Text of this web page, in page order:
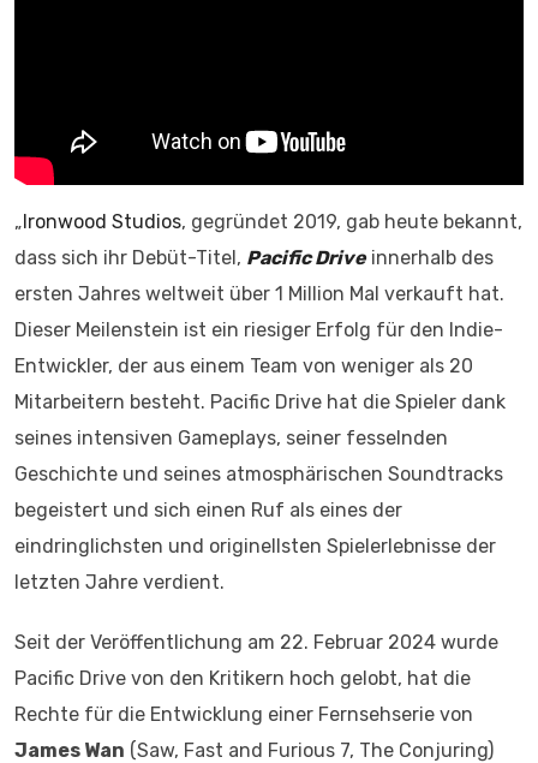
„Ironwood Studios, gegründet 2019, gab heute bekannt,
dass sich ihr Debüt-Titel, Pacific Driveinnerhalb des
ersten Jahres weltweit über 1 Million Mal verkauft hat.
Dieser Meilenstein ist ein riesiger Erfolg für den Indie-
Entwickler, der aus einem Team von weniger als 20
Mitarbeitern besteht. Pacific Drive hat die Spieler dank
seines intensiven Gameplays, seiner fesselnden
Geschichte und seines atmosphärischen Soundtracks
begeistert und sich einen Ruf als eines der
eindringlichsten und originellsten Spielerlebnisse der
letzten Jahre verdient.
Seit der Veröffentlichung am 22. Februar 2024 wurde
Pacific Drive von den Kritikern hoch gelobt, hat die
Rechte für die Entwicklung einer Fernsehserie von
James Wan (Saw, Fast and Furious 7, The Conjuring)